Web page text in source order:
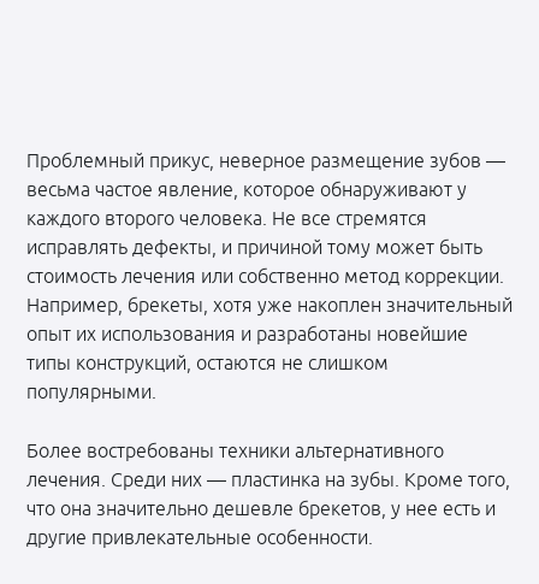
Проблемный прикус, неверное размещение зубов —
весьма частое явление, которое обнаруживают у
каждого второго человека. Не все стремятся
исправлять дефекты, и причиной тому может быть
стоимость лечения или собственно метод коррекции.
Например, брекеты, хотя уже накоплен значительный
опыт их использования и разработаны новейшие
типы конструкций, остаются не слишком
популярными.
Более востребованы техники альтернативного
лечения. Среди них — пластинка на зубы. Кроме того,
что она значительно дешевле брекетов, у нее есть и
другие привлекательные особенности.